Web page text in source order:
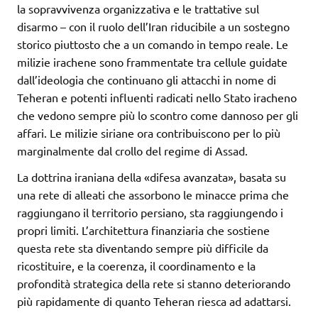
la sopravvivenza organizzativa e le trattative sul
disarmo – con il ruolo dell’Iran riducibile a un sostegno
storico piuttosto che a un comando in tempo reale. Le
milizie irachene sono frammentate tra cellule guidate
dall’ideologia che continuano gli attacchi in nome di
Teheran e potenti influenti radicati nello Stato iracheno
che vedono sempre più lo scontro come dannoso per gli
affari. Le milizie siriane ora contribuiscono per lo più
marginalmente dal crollo del regime di Assad.
La dottrina iraniana della «difesa avanzata», basata su
una rete di alleati che assorbono le minacce prima che
raggiungano il territorio persiano, sta raggiungendo i
propri limiti. L’architettura finanziaria che sostiene
questa rete sta diventando sempre più difficile da
ricostituire, e la coerenza, il coordinamento e la
profondità strategica della rete si stanno deteriorando
più rapidamente di quanto Teheran riesca ad adattarsi.